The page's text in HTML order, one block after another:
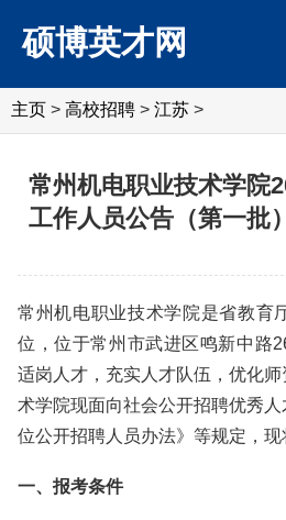
硕博英才网
主页 > 高校招聘 > 江苏 >
常州机电职业技术学院
工作人员公告（第一批）
常州机电职业技术学院是省教育
位，位于常州市武进区鸣新中路
适岗人才，充实人才队伍，优化
术学院现面向社会公开招聘优秀
位公开招聘人员办法》等规定，现
一、报考条件